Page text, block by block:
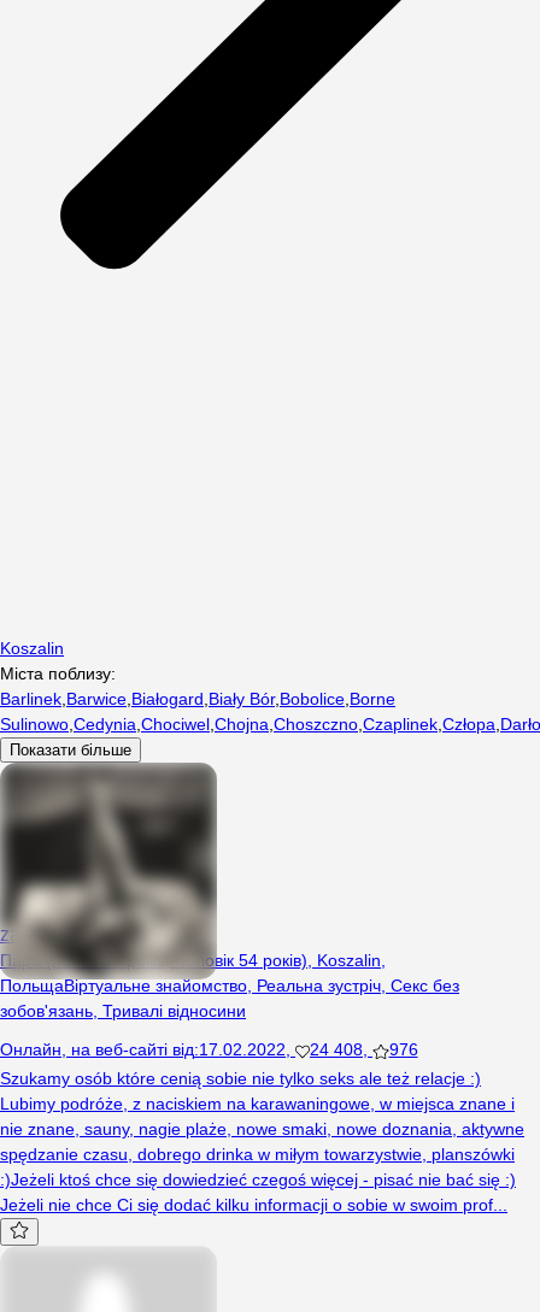
Koszalin
Міста поблизу:
Barlinek Barwice Białogard Biały Bór, Bobolice Borne
Sulinowo Cedynia Chociwel Chojna Choszczno Czaplinek Człopa
Показати більше
zaczadzeni
Пара (Жінка 56 років, Чоловік 54 років), Koszalin,
ПольщаВіртуальне знайомство Реальна зустріч Секс без
зобов'язань Тривалі відносини
Онлайн
на веб-сайті від:17.02.2022 24 408
976
Szukamy osób które cenią sobie nie tylko seks ale też relacje :)
Lubimy podróże, z naciskiem na karawaningowe, w miejsca znane i
nie znane, sauny, nagie plaże, nowe smaki, nowe doznania, aktywne
spędzanie czasu, dobrego drinka w miłym towarzystwie, planszówki
:)Jeżeli ktoś chce się dowiedzieć czegoś więcej - pisać nie bać się :)
Jeżeli nie chce Ci się dodać kilku informacji o sobie w swoim prof...